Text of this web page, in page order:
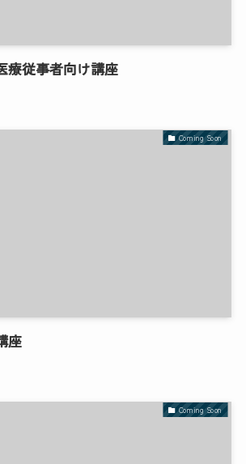
療従事者向け講座
Coming Soon
座
Coming Soon